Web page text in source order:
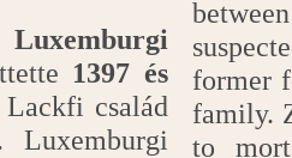
Luxemburgi
1397 és
család
Luxemburgi
former
family.
to